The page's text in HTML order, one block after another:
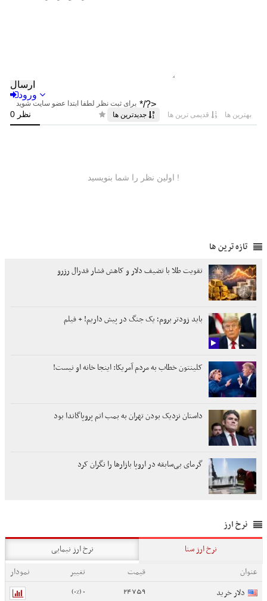
تازه ترین ها
تقویت طلا با تضیف دلار و کاهش فشار فدرال رزرو
باید زودتر بروم؛ یک جنگ در پیش داریم! + فیلم
کلینتون خطاب به مردم آمریکا: اینجا خانه او نیست!
داستان نزدیک بودن تهران به بمب اتم پروپاگاندا بود
گرمای بی‌سابقه در اروپا بازارها را نگران کرد
نرخ ارز
نرخ ارز سنا
نرخ ارز نیمایی
عنوان
قیمت تغییر
نمودار
دلار خرید
24759
0 (0%)